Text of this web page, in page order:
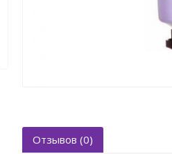
Отзывов (0)